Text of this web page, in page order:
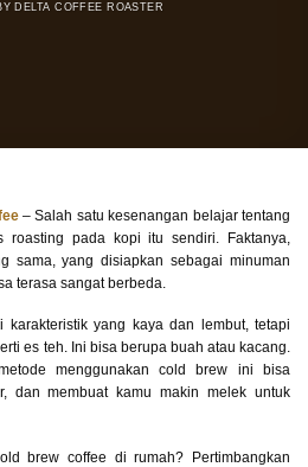
DELTA COFFEE ROASTER
– Salah satu kesenangan belajar tentang
roasting pada kopi itu sendiri. Faktanya,
sama, yang disiapkan sebagai minuman
terasa sangat berbeda.
yang kaya dan lembut, tetapi
es teh. Ini bisa berupa buah atau kacang.
menggunakan cold brew ini bisa
dan membuat kamu makin melek untuk
brew coffee di rumah? Pertimbangkan